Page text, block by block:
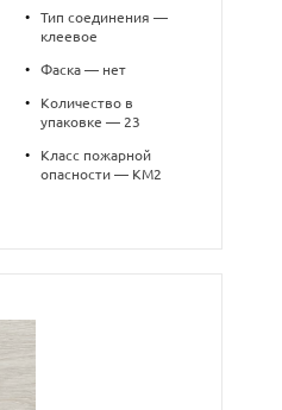
•
Тип соединения —
клеевое
• Фаска — нет
•
Количество в
упаковке — 23
•
Класс пожарной
опасности — КМ2